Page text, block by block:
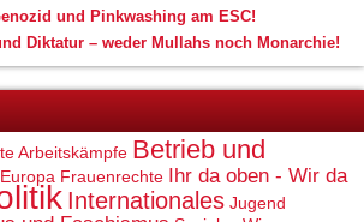
und Pinkwashing am ESC!
Diktatur – weder Mullahs noch Monarchie!
Arbeitskämpfe Betrieb und
Europa Frauenrechte Ihr da oben - Wir da
Internationales Jugend